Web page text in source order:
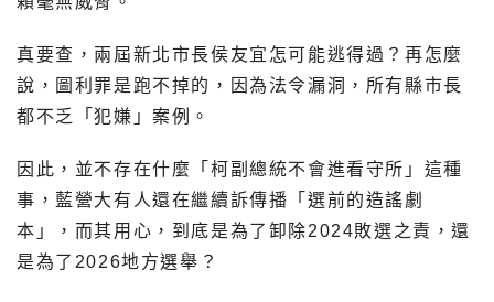
真要查，兩屆新北市長侯友宜怎可能逃得過？再怎麼
說，圖利罪是跑不掉的，因為法令漏洞，所有縣市長
都不乏「犯嫌」案例。
因此，並不存在什麼「柯副總統不會進看守所」這種
事，藍營大有人還在繼續訴傳播「選前的造謠劇
本」，而其用心，到底是為了卸除2024敗選之責，還
是為了2026地方選舉？